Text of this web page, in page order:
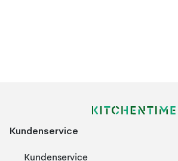
Kundenservice
Kundenservice